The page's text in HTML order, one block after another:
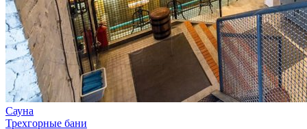
Сауна
Трехгорные бани